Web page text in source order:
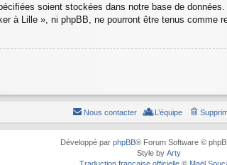
soient stockées dans notre base de
à Lille », ni phpBB, ne pourront être tenus comme
L’équipe
Nous contacter
Développé par phpBB® Forum Software ©
Style by Arty
Traduction française officielle © Maël